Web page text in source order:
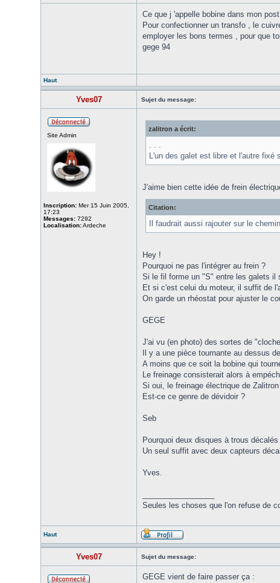
Ce que j 'appelle bobine dans mon
Pour confectionner un transfo , le
employer les bons termes , pour que
gege 94
Haut
Yves07 Sujet du message:
Site Admin
Inscription: Mer 15 Juin 2005,
17:23
Messages: 7292
Localisation:Ardeche
zalitron a écrit:
. . .
L'un des galet est libre et l'autre fixé
J'aime bien cette idée de frein
Citation:
Il faudrait aussi rajouter sur le
Hey !
Pourquoi ne pas l'intégrer au frein ?
Si le fil forme un "S" entre les galets il
Et si c'est celui du moteur, il suffit de
On garde un rhéostat pour ajuster le
GEGE
J'ai vu (en photo) des sortes de
Il y a une pièce tournante au dessus
A moins que ce soit la bobine qui
Le freinage consisterait alors à
Si oui, le freinage électrique de
Est-ce ce genre de dévidoir ?
Seb
Pourquoi deux disques à trous décalés
Un seul suffit avec deux capteurs
Yves.
Seules les choses que l'on refuse de
Haut
Yves07 Sujet du message:
GEGE vient de faire passer ça :